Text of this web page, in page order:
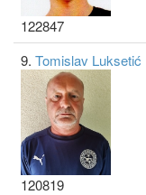
122847
9. Tomislav Luksetić
120819